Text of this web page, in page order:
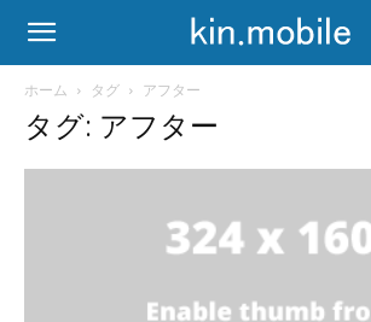
ホーム タグ アフター
タグ: アフター